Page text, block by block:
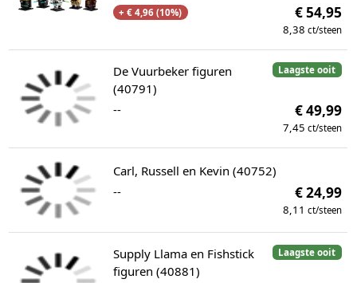
+ € 4,96 (10%) € 54,95
8,38 ct/steen
Laagste ooit
De Vuurbeker figuren
(40791)
--
€ 49,99
7,45 ct/steen
Carl, Russell en Kevin (40752)
--
€ 24,99
8,11 ct/steen
Laagste ooit
Supply Llama en Fishstick
figuren (40881)